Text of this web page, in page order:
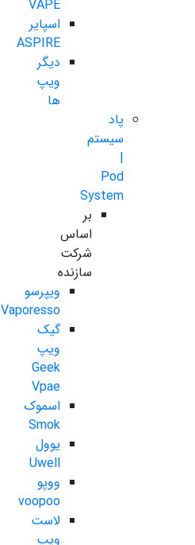
VAPE
اسپایر
ASPIRE
دیگر
ویپ
ها
پاد
سیستم
|
Pod
System
بر
اساس
شرکت
سازنده
ویپرسو
Vaporesso
گیک
ویپ
Geek
Vpae
اسموک
Smok
یوول
Uwell
ووپو
voopoo
لاست
ویپ